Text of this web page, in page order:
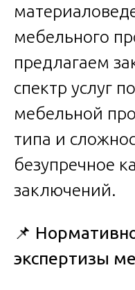
мебельного
предлагаем
спектр услуг
мебельной
типа и
безупречное
заключений.
📌
экспертизы